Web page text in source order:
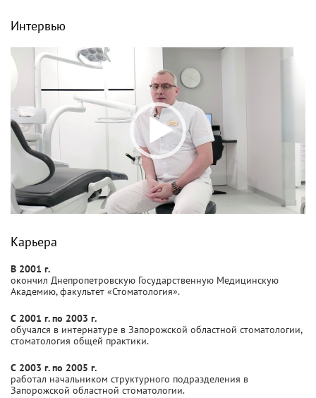
Интервью
Видеоплеер
Карьера
В 2001 г.
окончил Днепропетровскую Государственную Медицинскую
Академию, факультет «Стоматология».
С 2001 г. по 2003 г.
обучался в интернатуре в Запорожской областной стоматологии,
стоматология общей практики.
С 2003 г. по 2005 г.
работал начальником структурного подразделения в
Запорожской областной стоматологии.